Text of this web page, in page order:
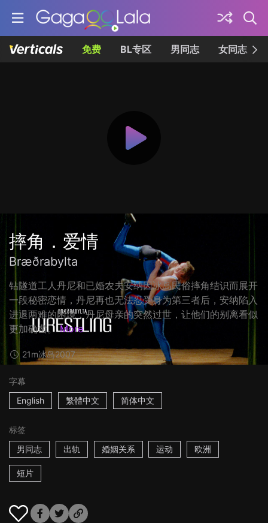
免费 BL专区 男同志 女同志
摔角．爱情
Bræðrabylta
钻隧道工人丹尼和已婚农夫安纳因冰岛民俗摔角结识而展开
一段秘密恋情，丹尼再也无法忍受身为第三者后，安纳陷入
进退两难的困境，丹尼母亲的突然过世，让他们的别离看似
更加确凿。 More
21m冰岛2007
字幕
English
繁體中文 简体中文
标签
男同志
出轨 婚姻关系 运动 欧洲
短片